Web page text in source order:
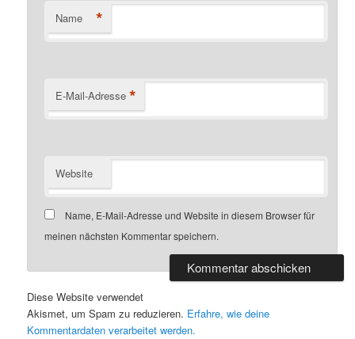
Name *
E-Mail-Adresse *
Website
Name, E-Mail-Adresse und Website in diesem Browser für
meinen nächsten Kommentar speichern.
Diese Website verwendet
Akismet, um Spam zu reduzieren. Erfahre, wie deine
Kommentardaten verarbeitet werden.